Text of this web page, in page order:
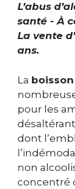
L’abus
santé - À
La vente
ans.
La
pour les
dont
non
concentré